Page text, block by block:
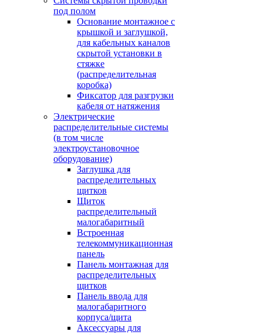
под полом
Основание монтажное с
крышкой и заглушкой,
для кабельных каналов
скрытой установки в
стяжке
(распределительная
коробка)
Фиксатор для разгрузки
кабеля от натяжения
Электрические
распределительные системы
(в том числе
электроустановочное
оборудование)
Заглушка для
распределительных
щитков
Щиток
распределительный
малогабаритный
Встроенная
телекоммуникационная
панель
Панель монтажная для
распределительных
щитков
Панель ввода для
малогабаритного
корпуса/щита
Аксессуары для